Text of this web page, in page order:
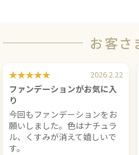
お客さ
2026.2.22
ファンデーションがお気に入
り
今回もファンデーションをお
願いしました。色はナチュラ
ル、くすみが消えて嬉しいで
す。